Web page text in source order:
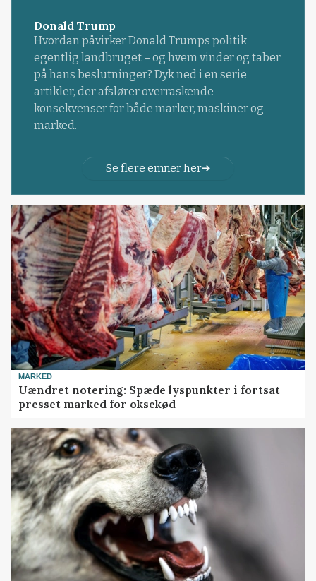
Donald Trump
Hvordan påvirker Donald Trumps politik
egentlig landbruget – og hvem vinder og taber
på hans beslutninger? Dyk ned i en serie
artikler, der afslører overraskende
konsekvenser for både marker, maskiner og
marked.
Se flere emner her
MARKED
Uændret notering: Spæde lyspunkter i fortsat
presset marked for oksekød